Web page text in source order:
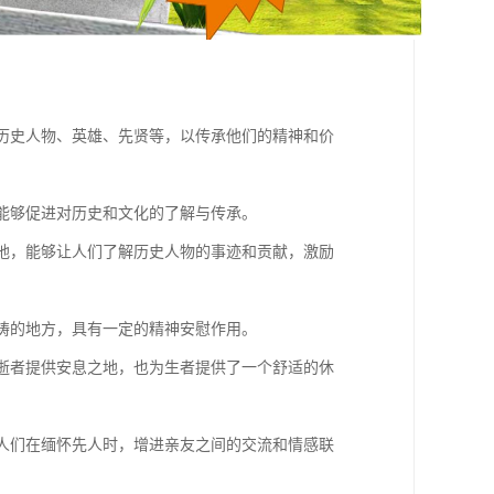
人物、英雄、先贤等，以传承他们的精神和价
促进对历史和文化的了解与传承。
能够让人们了解历史人物的事迹和贡献，激励
地方，具有一定的精神安慰作用。
提供安息之地，也为生者提供了一个舒适的休
在缅怀先人时，增进亲友之间的交流和情感联